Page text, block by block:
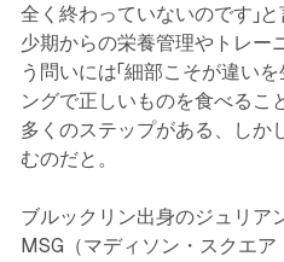
全く終わっていないのです」
少期からの栄養管理やトレー
う問いには「細部こそが違い
ングで正しいものを食べるこ
多くのステップがある、しか
むのだと。
ブルックリン出身のジュリア
MSG（マディソン・スクエ